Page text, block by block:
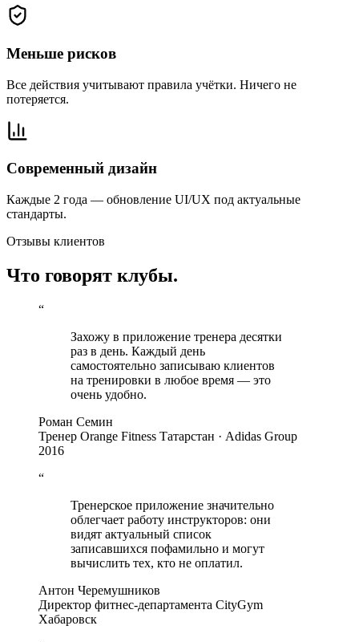
Меньше рисков
Все действия учитывают правила учётки. Ничего не
потеряется.
Современный дизайн
Каждые 2 года — обновление UI/UX под актуальные
стандарты.
Отзывы клиентов
Что говорят клубы.
“
Захожу в приложение тренера десятки
раз в день. Каждый день
самостоятельно записываю клиентов
на тренировки в любое время — это
очень удобно.
Роман Семин
Тренер Orange Fitness Татарстан · Adidas Group
2016
“
Тренерское приложение значительно
облегчает работу инструкторов: они
видят актуальный список
записавшихся пофамильно и могут
вычислить тех, кто не оплатил.
Антон Черемушников
Директор фитнес-департамента CityGym
Хабаровск